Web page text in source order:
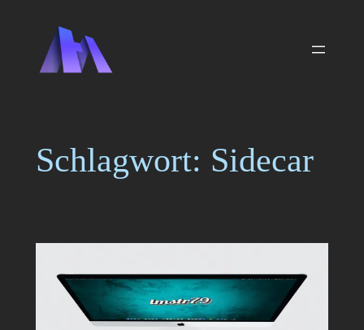
springen
Schlagwort: Sidecar